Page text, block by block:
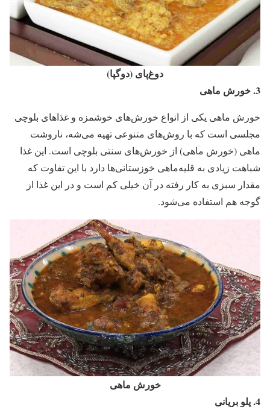
دوغ‌پای (دوگپا)
3. خورش ماهی
خورش ماهی یکی از انواع خورش‌های خوشمزه و غذاهای بلوچی
مجلسی است که با روش‌های متنوعی تهیه می‌شه، ناروشت
ماهی (خورش ماهی) از خورش‌های سنتی بلوچی است. این غذا
شباهت زیادی به قلیه‌ماهی خوزستانی‌ها دارد با این تفاوت که
مقدار سبزی به کار رفته در آن خیلی کم است و در این غذا از
گوجه هم استفاده می‌شود.
خورش ماهی
4. پلو بریانی